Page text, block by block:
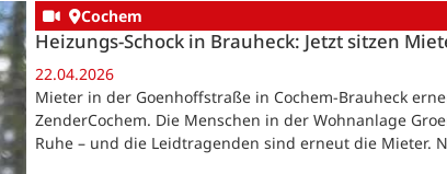
Cochem
Heizungs-Schock in Brauheck: Jetzt sitzen
22.04.2026
Mieter in der Goenhoffstraße in Cochem-Brauheck
ZenderCochem. Die Menschen in der Wohnanlage
Ruhe – und die Leidtragenden sind erneut die Mieter.